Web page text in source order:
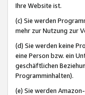
Ihre Website ist.
(c) Sie werden
mehr zur Nutzung zur
(d) Sie werden keine
eine Person bzw. ein
geschäftlichen
Programminhalten).
(e) Sie werden